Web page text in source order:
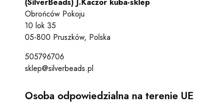
(SilverBeads) J.Kaczor kuba-sklep
Obrońców Pokoju
10 lok 35
05-800 Pruszków, Polska
505796706
sklep@silverbeads.pl
Osoba odpowiedzialna na terenie UE